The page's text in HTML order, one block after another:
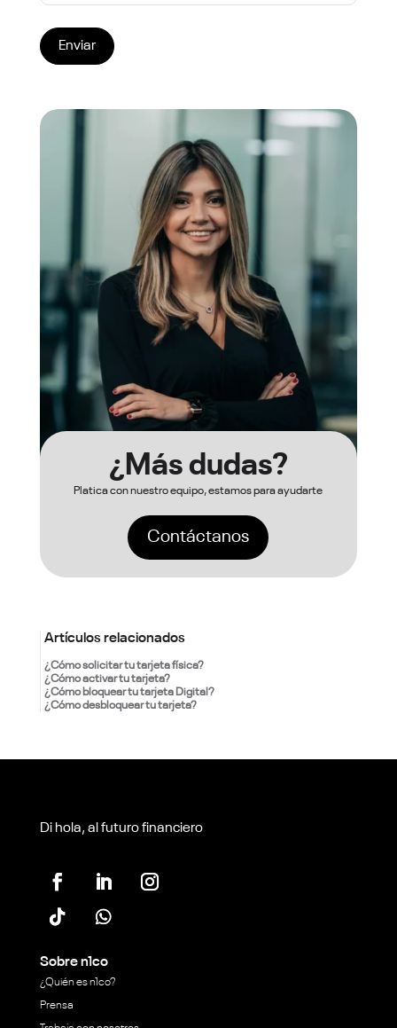
Enviar
¿Más dudas?
Platica con nuestro equipo, estamos para ayudarte
Contáctanos
Artículos relacionados
¿Cómo solicitar tu tarjeta física?
¿Cómo activar tu tarjeta?
¿Cómo bloquear tu tarjeta Digital?
¿Cómo desbloquear tu tarjeta?
Di hola, al futuro financiero
Sobre n1co
¿Quién es n1co?
Prensa